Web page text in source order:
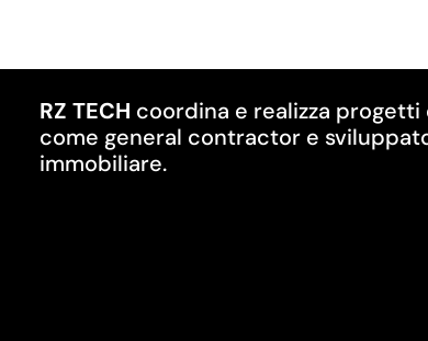
RZ TECH coordina e realizza progetti
come general contractor e
immobiliare.